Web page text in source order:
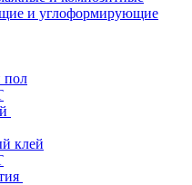
и углоформирующие
пол
клей